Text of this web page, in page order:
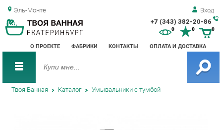
Эль-Монте Вход
+7 (343) 382-20-86
О ПРОЕКТЕ ФАБРИКИ КОНТАКТЫ ОПЛАТА И ДОСТАВКА
0 0
Твоя Ванная Каталог Умывальники с тумбой